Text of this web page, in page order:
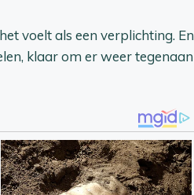
voelt als een verplichting. En
klaar om er weer tegenaan